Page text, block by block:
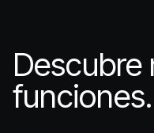
Descubre
funciones.